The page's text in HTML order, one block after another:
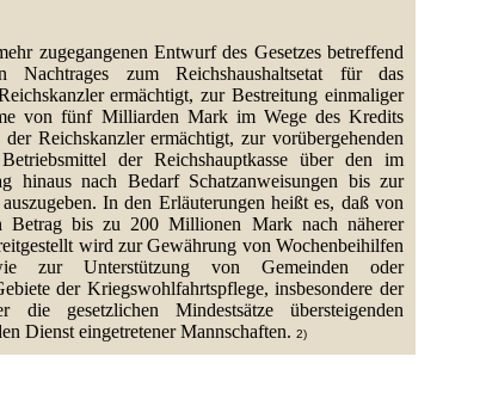
zugegangenen Entwurf des Gesetzes betreffend
Nachtrages zum Reichshaushaltsetat für das
ermächtigt, zur Bestreitung einmaliger
von fünf Milliarden Mark im Wege des Kredits
Reichskanzler ermächtigt, zur vorübergehenden
der Reichshauptkasse über den im
hinaus nach Bedarf Schatzanweisungen bis zur
In den Erläuterungen heißt es, daß von
Betrag bis zu 200 Millionen Mark nach näherer
wird zur Gewährung von Wochenbeihilfen
zur Unterstützung von Gemeinden oder
der Kriegswohlfahrtspflege, insbesondere der
die gesetzlichen Mindestsätze übersteigenden
Dienst eingetretener Mannschaften. 2)